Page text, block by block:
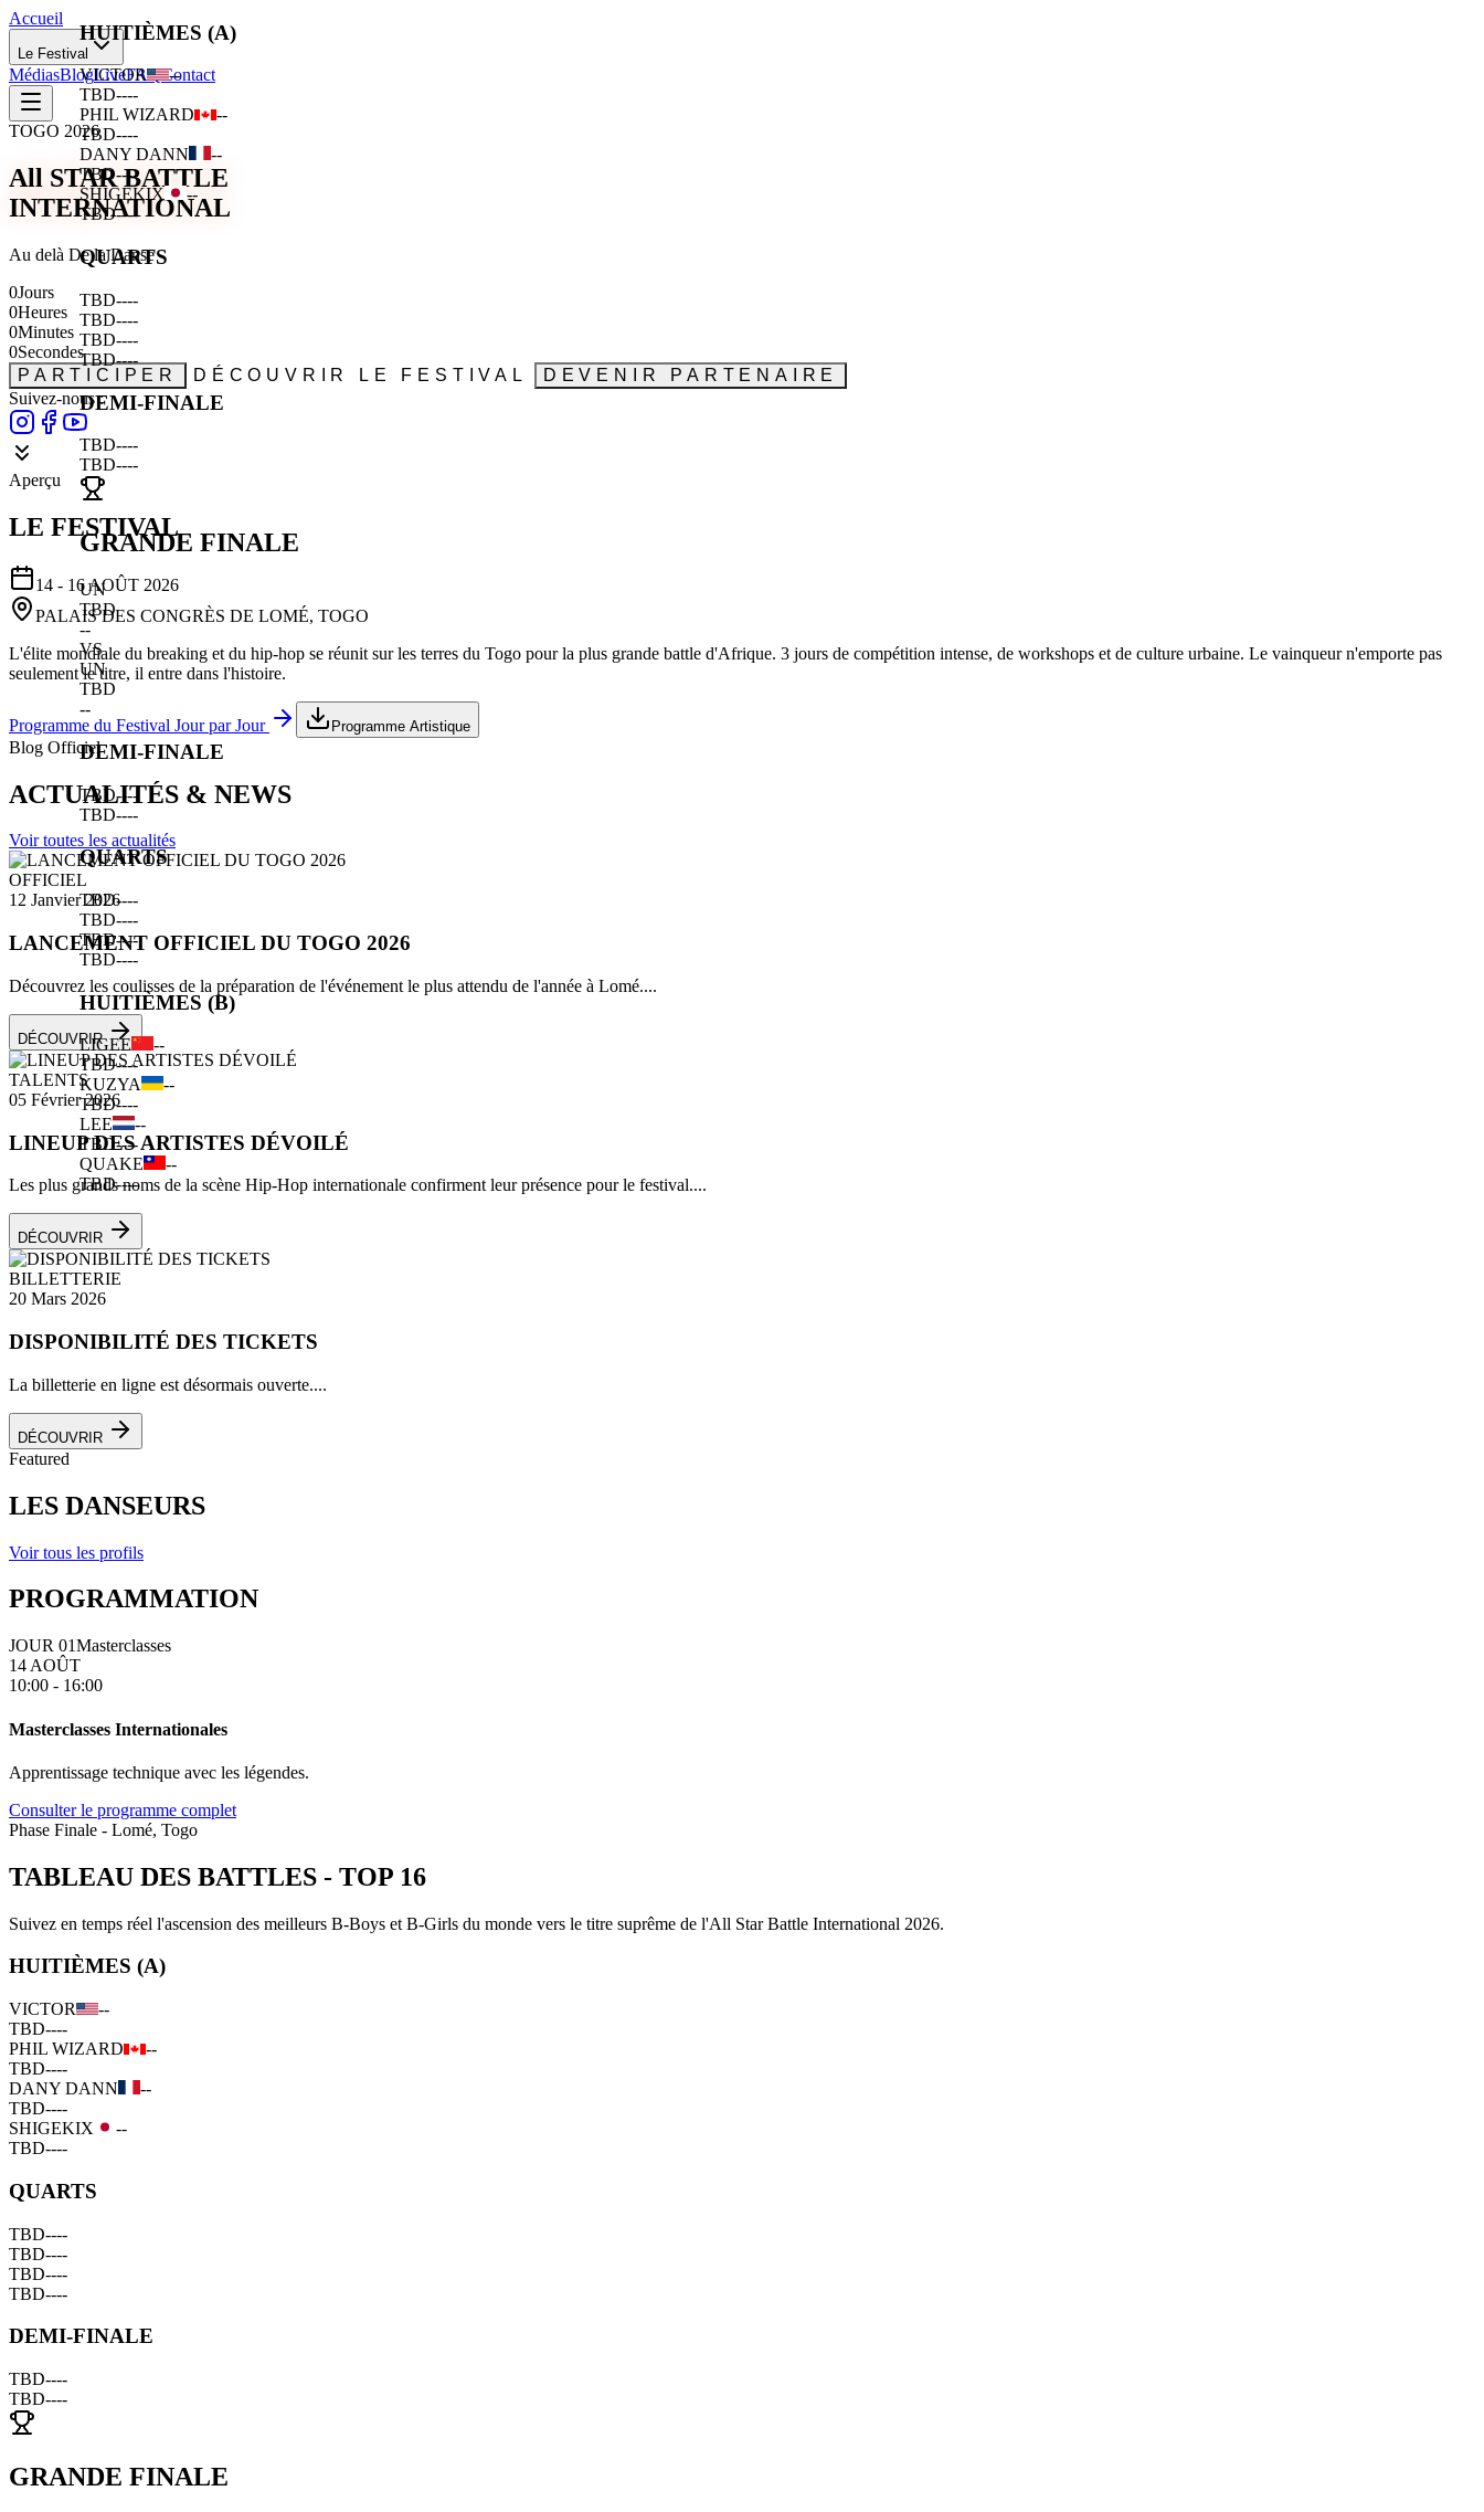
Accueil
Le Festival
MédiasBlogLiveFAQContact
TOGO 2026
All STAR BATTLE
INTERNATIONAL
Au delà De la Danse
0Jours
0Heures
0Minutes
0Secondes
PARTICIPER
DÉCOUVRIR LE FESTIVAL
DEVENIR PARTENAIRE
Suivez-nous :
Aperçu
LE FESTIVAL
14 - 16 AOÛT 2026
PALAIS DES CONGRÈS DE LOMÉ, TOGO
L'élite mondiale du breaking et du hip-hop se réunit sur les terres du Togo pour la plus grande battle d'Afrique. 3 jours de compétition intense, de workshops et de culture urbaine. Le vainqueur n'emporte pas
seulement le titre, il entre dans l'histoire.
Programme du Festival Jour par Jour Programme Artistique
Blog Officiel
ACTUALITÉS & NEWS
Voir toutes les actualités
OFFICIEL
12 Janvier 2026
LANCEMENT OFFICIEL DU TOGO 2026
Découvrez les coulisses de la préparation de l'événement le plus attendu de l'année à Lomé....
DÉCOUVRIR
TALENTS
05 Février 2026
LINEUP DES ARTISTES DÉVOILÉ
Les plus grands noms de la scène Hip-Hop internationale confirment leur présence pour le festival....
DÉCOUVRIR
BILLETTERIE
20 Mars 2026
DISPONIBILITÉ DES TICKETS
La billetterie en ligne est désormais ouverte....
DÉCOUVRIR
Featured
LES DANSEURS
Voir tous les profils
PROGRAMMATION
JOUR 01Masterclasses
14 AOÛT
10:00 - 16:00
Masterclasses Internationales
Apprentissage technique avec les légendes.
Consulter le programme complet
Phase Finale - Lomé, Togo
TABLEAU DES BATTLES - TOP 16
Suivez en temps réel l'ascension des meilleurs B-Boys et B-Girls du monde vers le titre suprême de l'All Star Battle International 2026.
HUITIÈMES (A)
VICTOR
--
TBD----
PHIL WIZARD
--
TBD----
DANY DANN
--
TBD----
SHIGEKIX
--
TBD----
QUARTS
TBD----
TBD----
TBD----
TBD----
DEMI-FINALE
TBD----
TBD----
GRANDE FINALE
HUITIÈMES (A)
VICTOR
--
TBD----
PHIL WIZARD
--
TBD----
DANY DANN
--
TBD----
SHIGEKIX
--
TBD----
QUARTS
TBD----
TBD----
TBD----
TBD----
DEMI-FINALE
TBD----
TBD----
GRANDE FINALE
UN
TBD
--
VS
UN
TBD
--
DEMI-FINALE
TBD----
TBD----
QUARTS
TBD----
TBD----
TBD----
TBD----
HUITIÈMES (B)
LIGEE
--
TBD----
KUZYA
--
TBD----
LEE
--
TBD----
QUAKE
--
TBD----